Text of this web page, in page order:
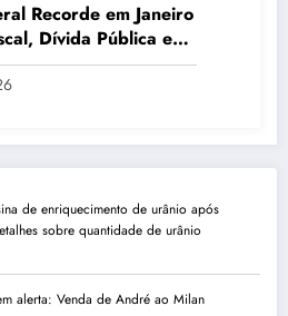
Recorde em Janeiro
Dívida Pública e
de enriquecimento de urânio após
sobre quantidade de urânio
alerta: Venda de André ao Milan